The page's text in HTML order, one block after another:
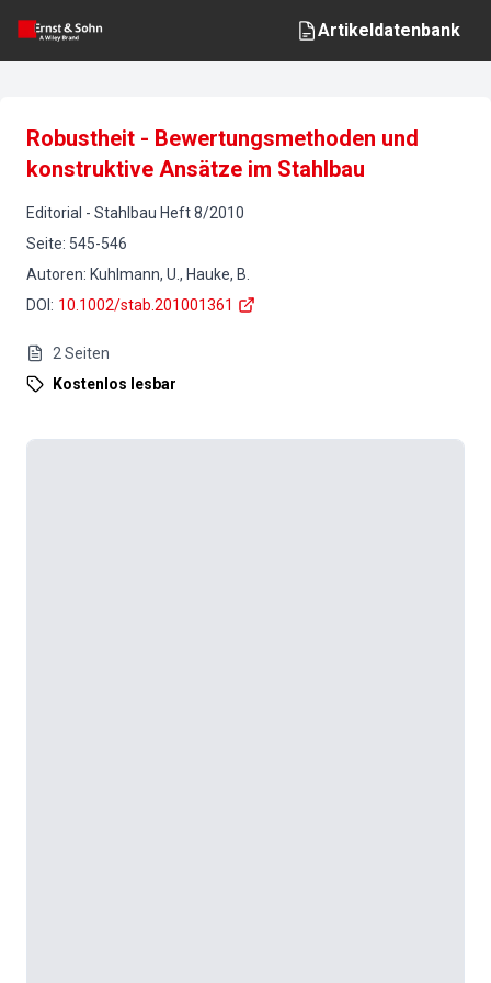
Artikeldatenbank
Robustheit - Bewertungsmethoden und
konstruktive Ansätze im Stahlbau
Editorial - Stahlbau Heft8/2010
Seite: 545-546
Autoren: Kuhlmann, U., Hauke, B.
DOI : 10.1002/stab.201001361
2 Seiten
Kostenlos lesbar